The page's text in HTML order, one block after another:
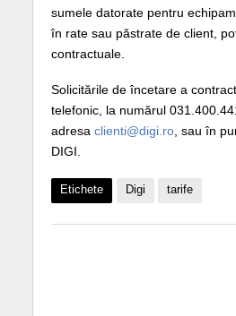
sumele datorate pentru
în rate sau păstrate de client,
contractuale.
Solicitările de încetare a
telefonic, la numărul
adresa clienti@digi.ro, sau în
DIGI.
Etichete Digi tarife